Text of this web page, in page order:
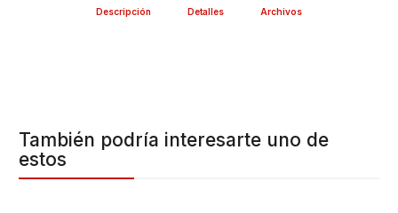
Descripción Detalles Archivos
También podría interesarte uno de
estos